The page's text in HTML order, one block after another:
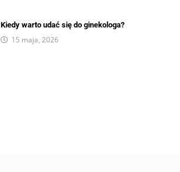
Kiedy warto udać się do ginekologa?
15 maja, 2026